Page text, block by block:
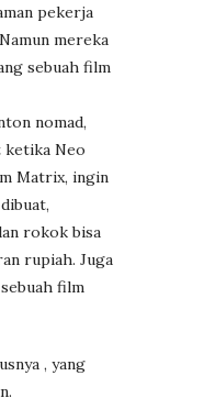
pekerja
mereka
sebuah film
nomad,
ketika Neo
Matrix, ingin
rokok bisa
rupiah. Juga
film
, yang